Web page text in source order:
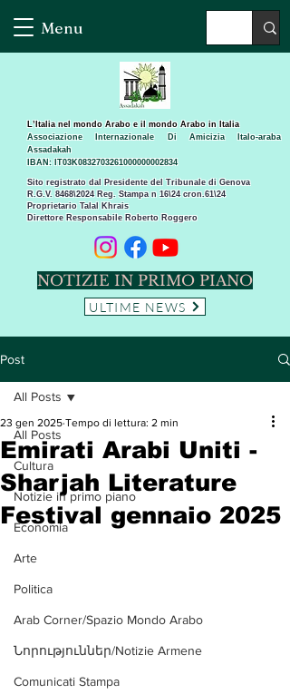
Menu
Sito registrato dal Presidente del Tribunale di Genova
R.G.V. 8468\2024 Reg. Stampa n 16\24 cron.61\24 ​
Proprietario Talal Khrais
Direttore Responsabile Roberto Roggero
L’Italia nel mondo Arabo e il mondo Arabo in Italia
Associazione Internazionale Di Amicizia Italo-araba
Assadakah
IBAN: IT03K0832703261000000002834
NOTIZIE IN PRIMO PIANO
ULTIME NEWS
Post
All Posts
Cultura
Notizie in primo piano
Economia
Arte
Politica
Arab Corner/Spazio Mondo Arabo
Նորություններ/Notizie Armene
Comunicati Stampa
All Posts
Emirati Arabi Uniti -
Sharjah Literature
Festival gennaio 2025
23 gen 2025 Tempo di lettura: 2 min